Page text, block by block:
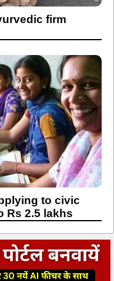
firm
to civic
Rs 2.5 lakhs